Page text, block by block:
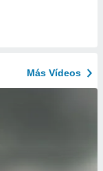
Más Vídeos